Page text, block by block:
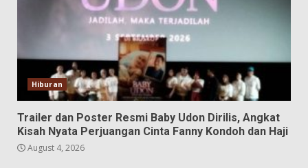
Hiburan
Trailer dan Poster Resmi Baby Udon Dirilis, Angkat
Kisah Nyata Perjuangan Cinta Fanny Kondoh dan Haji
August 4, 2026